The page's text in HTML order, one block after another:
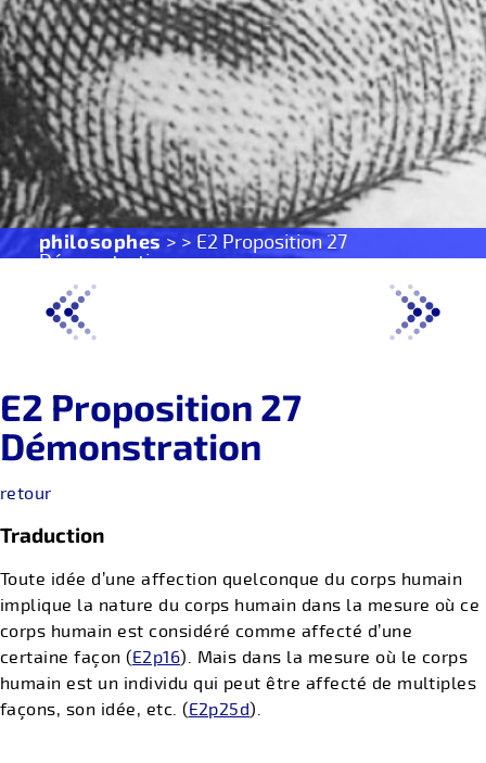
philosophes > > E2 Proposition 27
Démonstration
E2 Proposition 27
Démonstration
retour
Traduction
Toute idée d’une affection quelconque du corps humain
implique la nature du corps humain dans la mesure où ce
corps humain est considéré comme affecté d’une
certaine façon (E2p16). Mais dans la mesure où le corps
humain est un individu qui peut être affecté de multiples
façons, son idée, etc. (E2p25d).